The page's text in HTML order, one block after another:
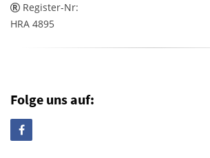
Register-Nr:
HRA 4895
Folge uns auf: